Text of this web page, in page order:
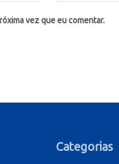
vez que eu comentar.
Categorias